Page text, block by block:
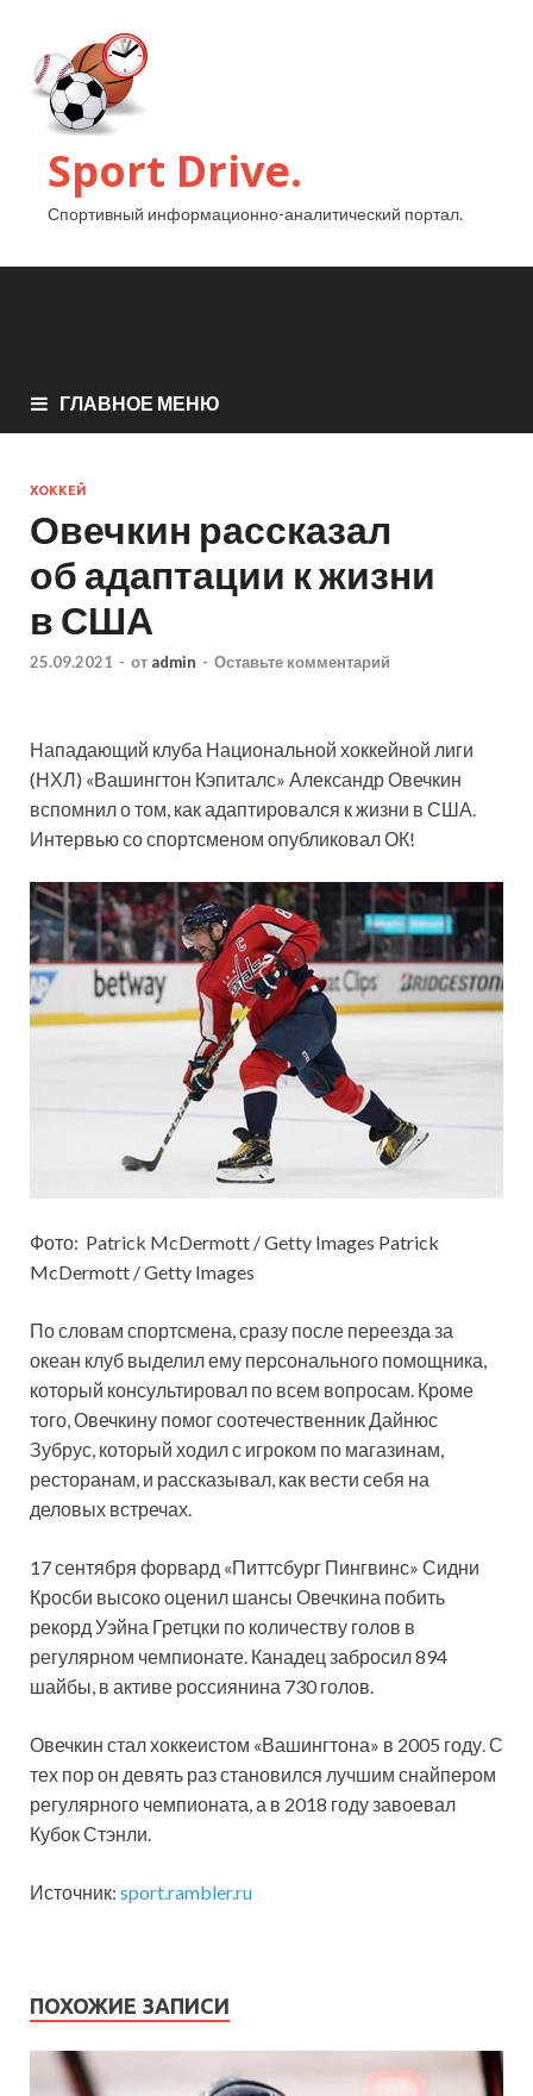
Sport Drive.
Спортивный информационно-аналитический портал.
ГЛАВНОЕ МЕНЮ
ХОККЕЙ
Овечкин рассказал
об адаптации к жизни
в США
25.09.2021 - от admin - Оставьте комментарий
Нападающий клуба Национальной хоккейной лиги
(НХЛ) «Вашингтон Кэпиталс» Александр Овечкин
вспомнил о том, как адаптировался к жизни в США.
Интервью со спортсменом опубликовал ОК!
Фото: Patrick McDermott / Getty Images Patrick
McDermott / Getty Images
По словам спортсмена, сразу после переезда за
океан клуб выделил ему персонального помощника,
который консультировал по всем вопросам. Кроме
того, Овечкину помог соотечественник Дайнюс
Зубрус, который ходил с игроком по магазинам,
ресторанам, и рассказывал, как вести себя на
деловых встречах.
17 сентября форвард «Питтсбург Пингвинс» Сидни
Кросби высоко оценил шансы Овечкина побить
рекорд Уэйна Гретцки по количеству голов в
регулярном чемпионате. Канадец забросил 894
шайбы, в активе россиянина 730 голов.
Овечкин стал хоккеистом «Вашингтона» в 2005 году. С
тех пор он девять раз становился лучшим снайпером
регулярного чемпионата, а в 2018 году завоевал
Кубок Стэнли.
Источник: sport.rambler.ru
ПОХОЖИЕ ЗАПИСИ